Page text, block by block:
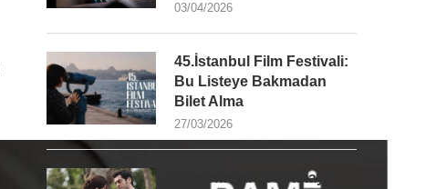
03/04/2026
45.İstanbul Film Festivali:
Bu Listeye Bakmadan
Bilet Alma
27/03/2026
Sahtekarlar: Bu Hikaye